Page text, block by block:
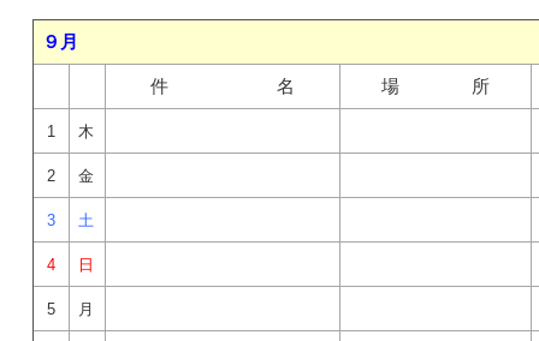
９月
件 名 場 所
1 木
2 金
3 土
4 日
5 月